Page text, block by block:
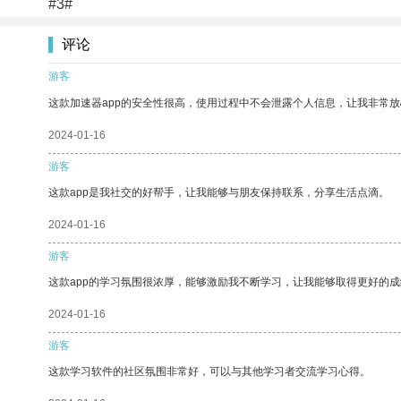
#3#
评论
游客
这款加速器app的安全性很高，使用过程中不会泄露个人信息，让我非常放
2024-01-16
游客
这款app是我社交的好帮手，让我能够与朋友保持联系，分享生活点滴。
2024-01-16
游客
这款app的学习氛围很浓厚，能够激励我不断学习，让我能够取得更好的成
2024-01-16
游客
这款学习软件的社区氛围非常好，可以与其他学习者交流学习心得。